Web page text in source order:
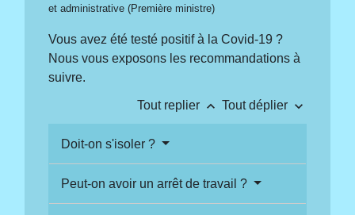
et administrative (Première ministre)
Vous avez été testé positif à la Covid-19 ?
Nous vous exposons les recommandations à
suivre.
Tout replier keyboard_arrow_up Tout déplier keyboard_arrow_down
Doit-on s'isoler ?
Peut-on avoir un arrêt de travail ?